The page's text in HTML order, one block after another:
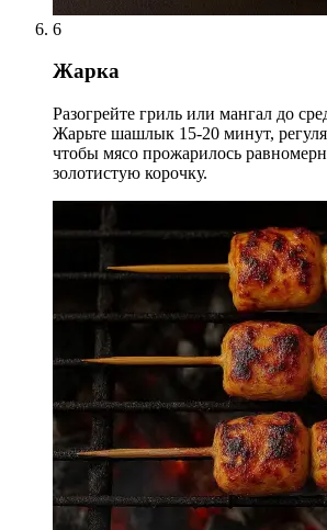
6
Жарка
Разогрейте гриль или мангал до
Жарьте шашлык 15-20 минут,
чтобы мясо прожарилось
золотистую корочку.